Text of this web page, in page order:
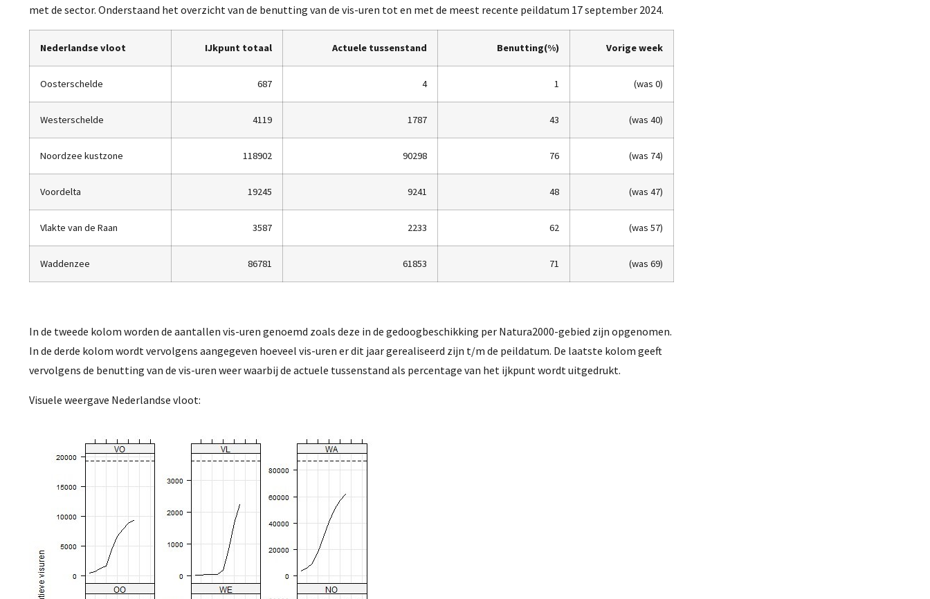
met de sector. Onderstaand het overzicht van de benutting van de vis-uren tot en met de meest recente peildatum 17 september 2024.
Nederlandse vloot IJkpunt totaal Actuele tussenstand Benutting(%) Vorige week
Oosterschelde 687 4 1 (was 0)
Westerschelde 4119 1787 43 (was 40)
Noordzee kustzone 118902 90298 76 (was 74)
Voordelta 19245 9241 48 (was 47)
Vlakte van de Raan 3587 2233 62 (was 57)
Waddenzee 86781 61853 71 (was 69)
In de tweede kolom worden de aantallen vis-uren genoemd zoals deze in de gedoogbeschikking per Natura2000-gebied zijn opgenomen.
In de derde kolom wordt vervolgens aangegeven hoeveel vis-uren er dit jaar gerealiseerd zijn t/m de peildatum. De laatste kolom geeft
vervolgens de benutting van de vis-uren weer waarbij de actuele tussenstand als percentage van het ijkpunt wordt uitgedrukt.
Visuele weergave Nederlandse vloot: